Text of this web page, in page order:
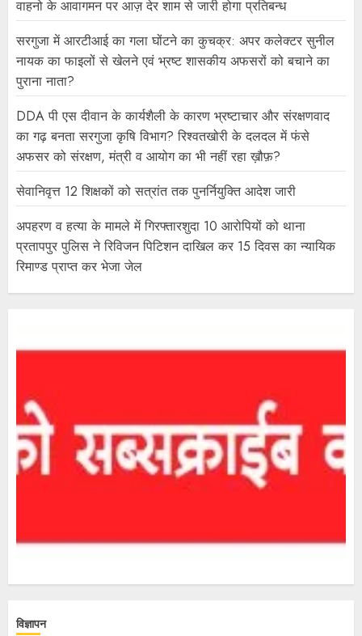
वाहनो के आवागमन पर आज़ देर शाम से जारी होगा प्रतिबन्ध
सरगुजा में आरटीआई का गला घोंटने का कुचक्र: अपर कलेक्टर सुनील
नायक का फाइलों से खेलने एवं भ्रष्ट शासकीय अफसरों को बचाने का
पुराना नाता?
DDA पी एस दीवान के कार्यशैली के कारण भ्रष्टाचार और संरक्षणवाद
का गढ़ बनता सरगुजा कृषि विभाग? रिश्वतखोरी के दलदल में फंसे
अफसर को संरक्षण, मंत्री व आयोग का भी नहीं रहा ख़ौफ़?
सेवानिवृत्त 12 शिक्षकों को सत्रांत तक पुनर्नियुक्ति आदेश जारी
अपहरण व हत्या के मामले में गिरफ्तारशुदा 10 आरोपियों को थाना
प्रतापपुर पुलिस ने रिविजन पिटिशन दाखिल कर 15 दिवस का न्यायिक
रिमाण्ड प्राप्त कर भेजा जेल
विज्ञापन